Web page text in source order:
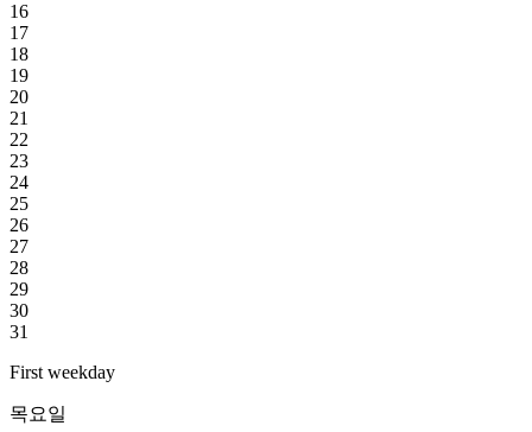
16
17
18
19
20
21
22
23
24
25
26
27
28
29
30
31
First weekday
목요일